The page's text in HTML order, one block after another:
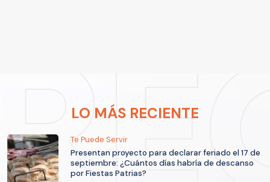
LO MÁS RECIENTE
Te Puede Servir
Presentan proyecto para declarar feriado el 17 de
septiembre: ¿Cuántos días habría de descanso
por Fiestas Patrias?